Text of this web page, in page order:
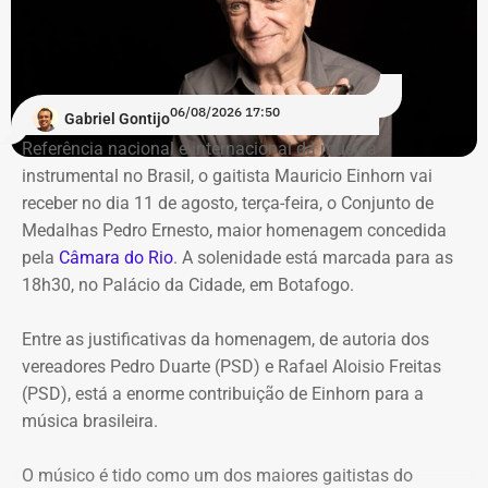
De acordo com o relatório de auditoria do TCE-RJ, os R$
59,6 milhões alocados no Banco Master entre junho e
julho de 2024 representavam mais de 20% de toda a
carteira de investimentos do Itaprevi. A equipe técnica do
Tribunal classificou o processo decisório como
“negligente e temerário”.
Entre os principais pontos apontados pela auditoria
estão:
Mudança brusca na estratégia de investimento: a
20% logo na primeira reunião da nova gestão,
desrespeitando os estudos técnicos e pareceres da
consultoria financeira contratada, que desaconselhavam
o investimento de longo prazo.
previdenciários por 10 anos em uma instituição que
Gabriel Gontijo06/08/2026 17:50
Referência nacional e internacional da música
instrumental no Brasil, o gaitista Mauricio Einhorn vai
receber no dia 11 de agosto, terça-feira, o Conjunto de
Medalhas Pedro Ernesto, maior homenagem concedida
pela Câmara do Rio. A solenidade está marcada para as
18h30, no Palácio da Cidade, em Botafogo.
Entre as justificativas da homenagem, de autoria dos
vereadores Pedro Duarte (PSD) e Rafael Aloisio Freitas
(PSD), está a enorme contribuição de Einhorn para a
música brasileira.
O músico é tido como um dos maiores gaitistas do